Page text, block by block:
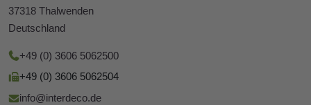
37318 Thalwenden
Deutschland
+49 (0) 3606 5062500
+49 (0) 3606 5062504
info@interdeco.de